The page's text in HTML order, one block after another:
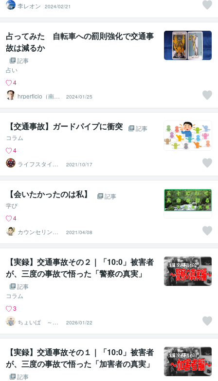
李レオン 2024/02/21
占ってみた 自転車への罰則強化で交通事
故は減るか
記事
占い
4
hrperficio（南仙
台の父）
2024/01/25
【交通事故】ガードパイプに衝突
記事
コラム
4
ライフスタイル
速報 ヴォイド
2021/10/17
【会いたかったのは私】
記事
学び
4
カウンセリング
ルーム【弥九蔵
の部屋】
2021/04/08
【実録】交通事故その２｜「10:0」被害者
が、三度の事故で悟った「警察の真実」
記事
コラム
3
ちょいぱ ～ち
ょうどいいパパ
目指し隊～
2026/01/22
【実録】交通事故その１｜「10:0」被害者
が、三度の事故で悟った「加害者の真実」
記事